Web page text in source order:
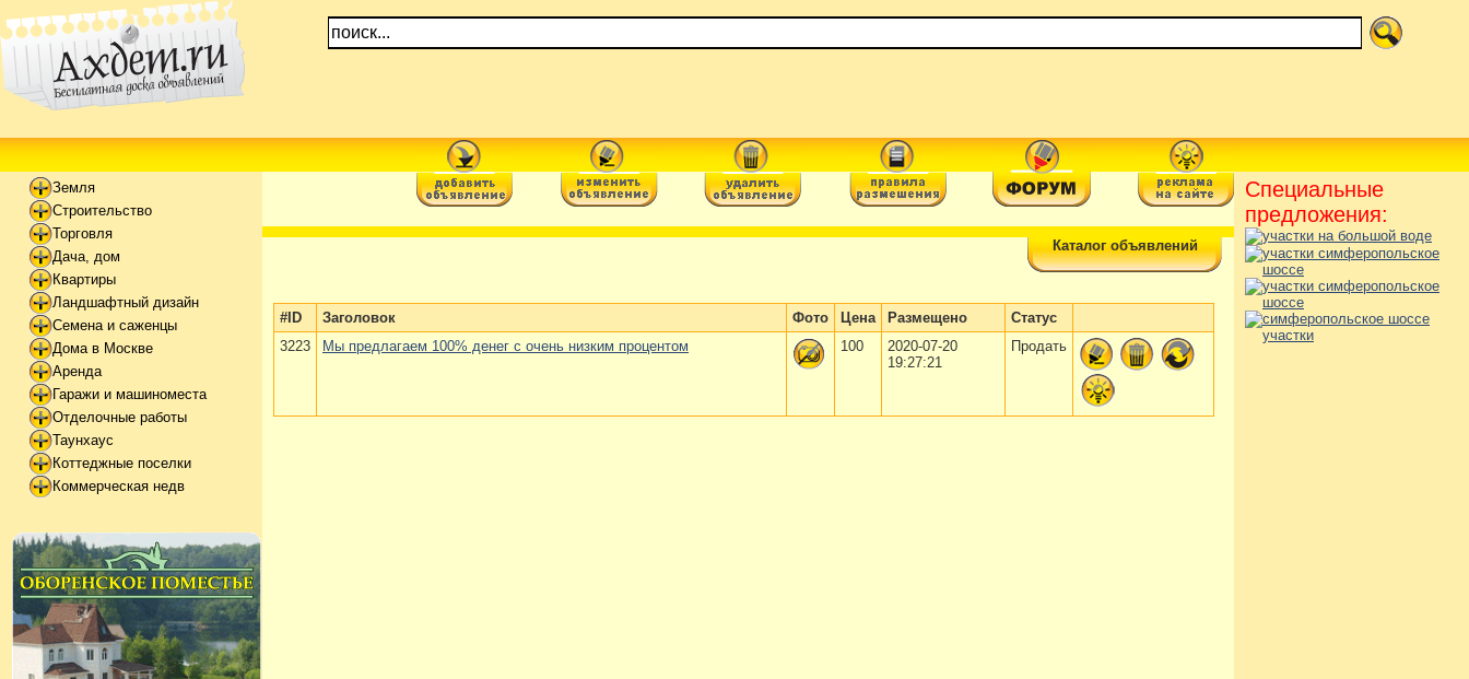
Земля
Строительство
Торговля
Дача, дом
Квартиры
Ландшафтный дизайн
Семена и саженцы
Дома в Москве
Аренда
Гаражи и машиноместа
Отделочные работы
Таунхаус
Коттеджные поселки
Коммерческая недв
Каталог объявлений
#ID Заголовок Фото Цена Размещено
Статус
3223
Мы предлагаем 100% денег с очень низким процентом 100
2020-07-20
19:27:21
Продать
Специальные
предложения: